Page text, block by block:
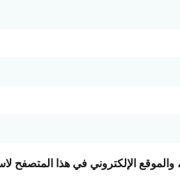
الإلكتروني في هذا المتصفح